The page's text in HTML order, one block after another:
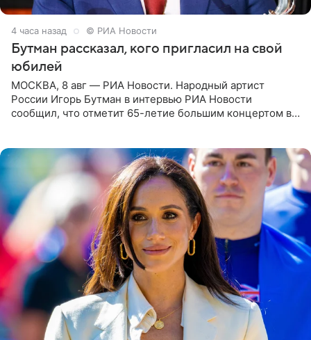
4 часа назад © РИА Новости
Бутман рассказал, кого пригласил на свой
юбилей
МОСКВА, 8 авг — РИА Новости. Народный артист
России Игорь Бутман в интервью РИА Новости
сообщил, что отметит 65-летие большим концертом в